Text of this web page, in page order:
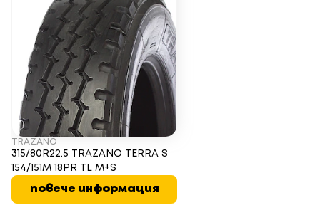
TRAZANO
315/80R22.5 TRAZANO TERRA S
154/151M 18PR TL M+S
повече информация